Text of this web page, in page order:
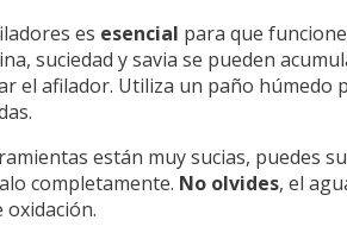
es esencial para que
suciedad y savia se pueden
el afilador. Utiliza un paño húmedo
están muy sucias, puedes
completamente. No olvides, el